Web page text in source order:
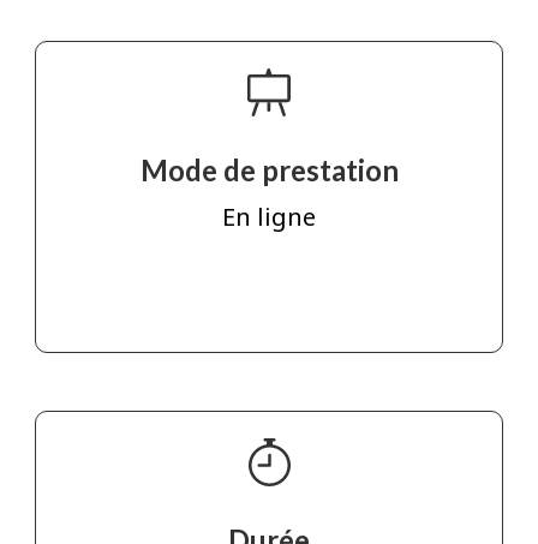
Mode de prestation
En ligne